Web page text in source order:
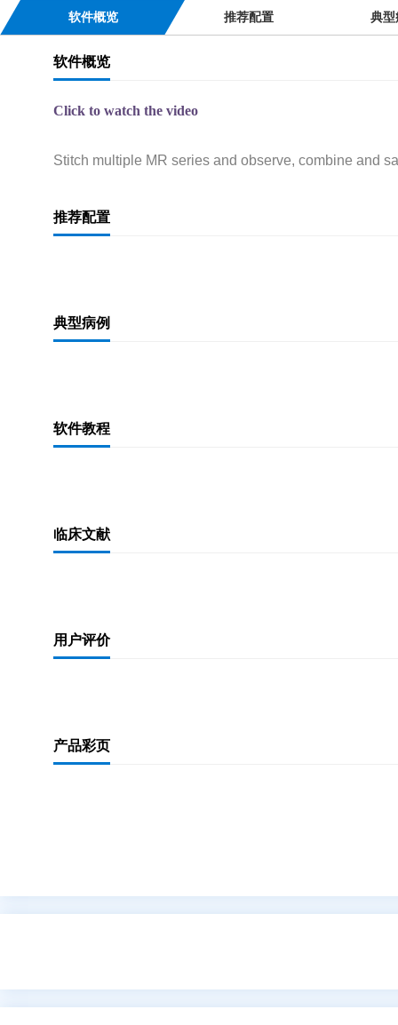
软件概览 推荐配置 典型
软件概览
Click to watch the video
Stitch multiple MR series and observe, combine and
推荐配置
典型病例
软件教程
临床文献
用户评价
产品彩页